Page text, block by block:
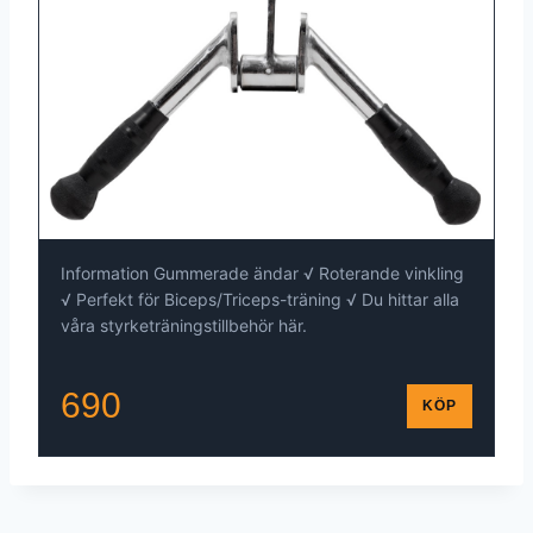
Information Gummerade ändar √ Roterande vinkling
√ Perfekt för Biceps/Triceps-träning √ Du hittar alla
våra styrketräningstillbehör här.
690 KÖP